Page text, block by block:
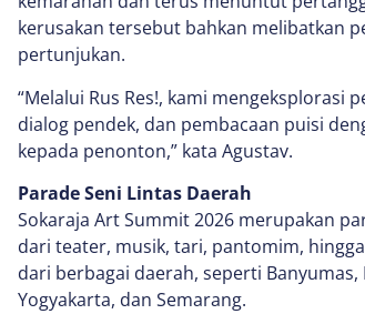
kerusakan tersebut bahkan melibatkan
pertunjukan.
“Melalui Rus Res!, kami
dialog pendek, dan pembacaan puisi
kepada penonton,” kata Agustav.
Parade Seni Lintas Daerah
Sokaraja Art Summit 2026 merupakan
dari teater, musik, tari, pantomim,
dari berbagai daerah, seperti
Yogyakarta, dan Semarang.